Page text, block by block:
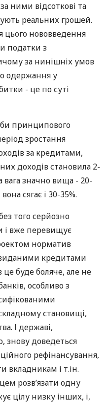
ними відсоткові та
реальних грошей.
цього нововведення
податки з
за нинішніх умов
одержання у
- це по суті
принципового
зростання
за кредитами,
доходів становила 2-
вага значно вища - 20-
сягає і 30-35%.
того серйозно
і вже перевищує
норматив
виданими кредитами
це буде боляче, але не
особливо з
становищі,
І державі,
знову доведеться
рефінансування,
вкладникам і т.ін.
розв’язати одну
цілу низку інших, і,